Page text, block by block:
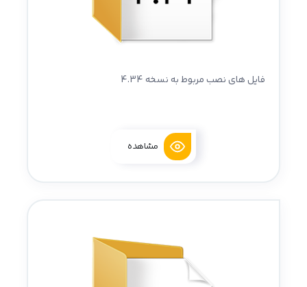
فایل های نصب مربوط به نسخه 4.34
مشاهده